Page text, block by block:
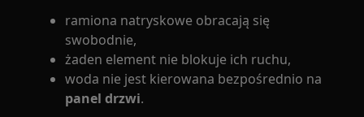
ramiona natryskowe obracają się
swobodnie,
żaden element nie blokuje ich ruchu,
woda nie jest kierowana bezpośrednio na
panel drzwi.